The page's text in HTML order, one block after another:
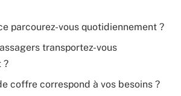
parcourez-vous quotidiennement ?
transportez-vous
?
coffre correspond à vos besoins ?